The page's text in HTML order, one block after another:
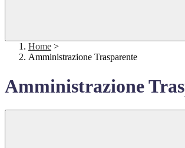
Home >
Amministrazione Trasparente
Amministrazione